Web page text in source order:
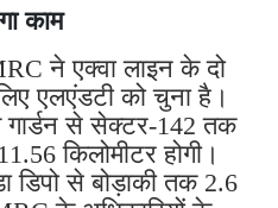
काम
ने एक्वा लाइन के दो
लिए एलएंडटी को चुना है।
गार्डन से सेक्टर-142 तक
किलोमीटर होगी।
डिपो से बोड़ाकी तक 2.6